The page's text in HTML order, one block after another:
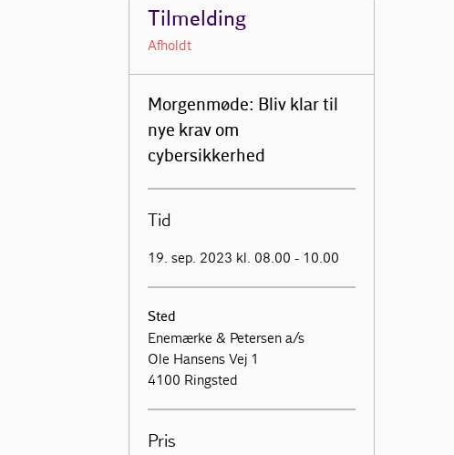
Tilmelding
Afholdt
Morgenmøde: Bliv klar til
nye krav om
cybersikkerhed
Tid
19. sep. 2023 kl. 08.00 - 10.00
Sted
Enemærke & Petersen a/s
Ole Hansens Vej 1
4100 Ringsted
Pris